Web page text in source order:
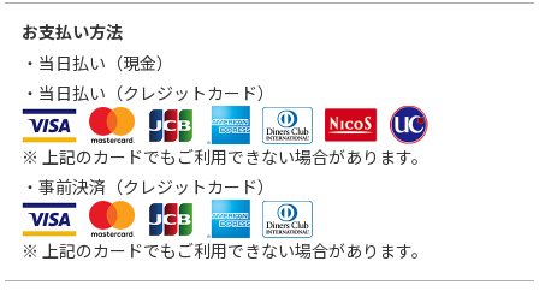
お支払い方法
・当日払い（現金）
・当日払い（クレジットカード）
VISA
MasterCard
JCB アメリカン・エキスプレス
ダイナースクラブカード
三菱UFJニコス
UCカード
※ 上記のカードでもご利用できない場合があります。
・事前決済（クレジットカード）
VISA
MasterCard
JCB アメリカン・エキスプレス
※ 上記のカードでもご利用できない場合があります。